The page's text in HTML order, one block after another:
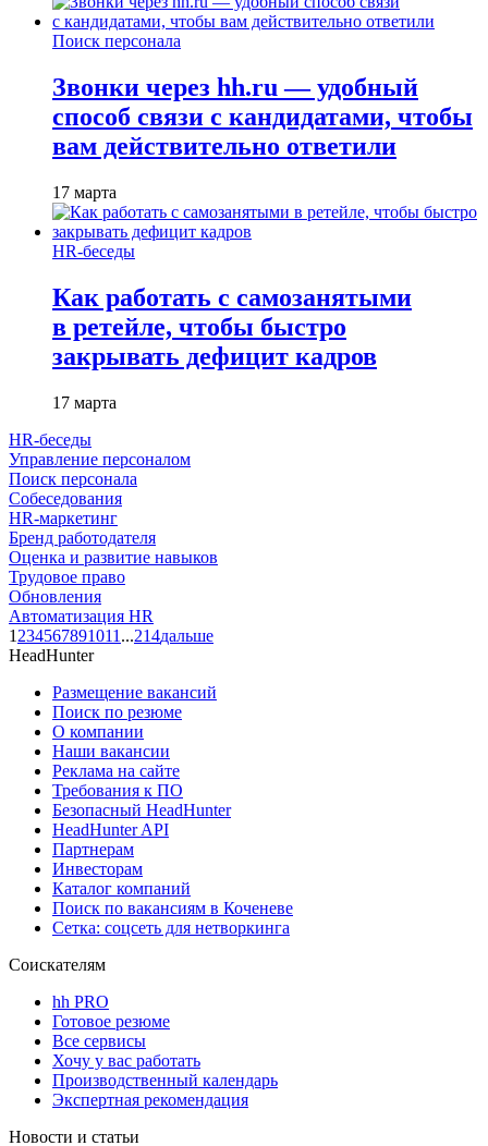
Поиск персонала
Звонки через hh.ru — удобный
способ связи с кандидатами, чтобы
вам действительно ответили
17 марта
HR-беседы
Как работать с самозанятыми
в ретейле, чтобы быстро
закрывать дефицит кадров
17 марта
HR-беседы
Управление персоналом
Поиск персонала
Собеседования
HR-маркетинг
Бренд работодателя
Оценка и развитие навыков
Трудовое право
Обновления
Автоматизация HR
1 234567891011 ...214дальше
HeadHunter
Размещение вакансий
Поиск по резюме
О компании
Наши вакансии
Реклама на сайте
Требования к ПО
Безопасный HeadHunter
HeadHunter API
Партнерам
Инвесторам
Каталог компаний
Поиск по вакансиям в Коченеве
Сетка: соцсеть для нетворкинга
Соискателям
hh PRO
Готовое резюме
Все сервисы
Хочу у вас работать
Производственный календарь
Экспертная рекомендация
Новости и статьи